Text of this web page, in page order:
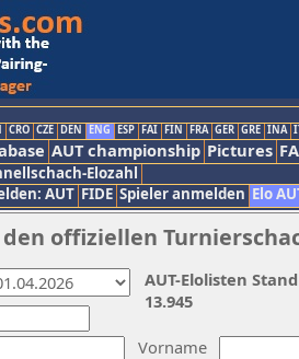
CRO CZE DEN ENG ESP FAI FIN FRA GER GRE INA
AUT championship Pictures
Elozahl
AUT FIDE Spieler anmelden Elo
offiziellen
Vorname
AUT-Elolisten
13.945